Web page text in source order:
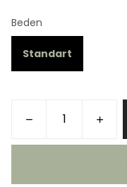
Beden
Standart